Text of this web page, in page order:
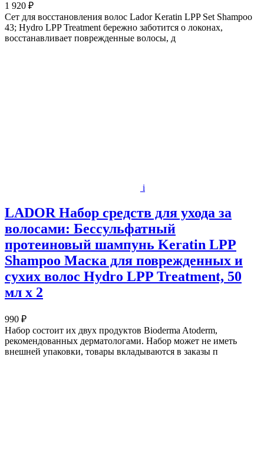
1 920 ₽
Сет для восстановления волос Lador Keratin LPP Set Shampoo
43; Hydro LPP Treatment бережно заботится о локонах,
восстанавливает поврежденные волосы, д
i
LADOR Набор средств для ухода за
волосами: Бессульфатный
протеиновый шампунь Keratin LPP
Shampoo Маска для поврежденных и
сухих волос Hydro LPP Treatment, 50
мл х 2
990 ₽
Набор состоит их двух продуктов Bioderma Atoderm,
рекомендованных дерматологами. Набор может не иметь
внешней упаковки, товары вкладываются в заказы п